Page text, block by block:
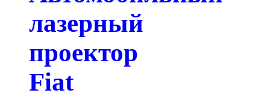
лазерный
проектор
Fiat